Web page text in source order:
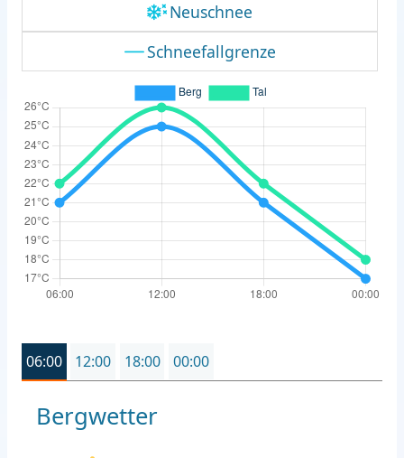
Neuschnee
Schneefallgrenze
06:00 12:00 18:00 00:00
Bergwetter